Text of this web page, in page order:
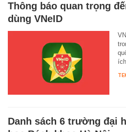
Thông báo quan trọng
dùng VNeID
Danh sách 6 trường đại